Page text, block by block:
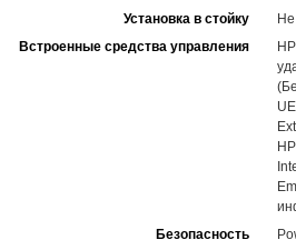
Установка в стойку
Встроенные средства управления
Безопасность